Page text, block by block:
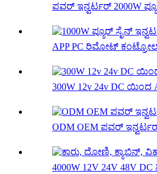
ಪವರ್ ಇನ್ವರ್ಟರ್ 2000W
APP PC ರಿಮೋಟ್ ಕಂಟ್ರೋಲ್
300W 12v 24v DC ಯಿಂದ
ODM OEM ಪವರ್
4000W 12V 24V 48V